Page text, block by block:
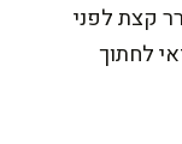
קצת לפני
לחתוך